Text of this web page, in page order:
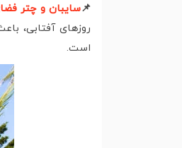
📌سایبان و چتر
روزهای آفتابی،
است.